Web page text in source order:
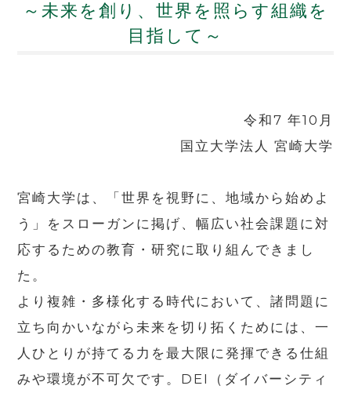
～未来を創り、世界を照らす組織を
目指して～
令和7 年10月
国立大学法人 宮崎大学
宮崎大学は、「世界を視野に、地域から始めよ
う」をスローガンに掲げ、幅広い社会課題に対
応するための教育・研究に取り組んできまし
た。
より複雑・多様化する時代において、諸問題に
立ち向かいながら未来を切り拓くためには、一
人ひとりが持てる力を最大限に発揮できる仕組
みや環境が不可欠です。DEI（ダイバーシティ